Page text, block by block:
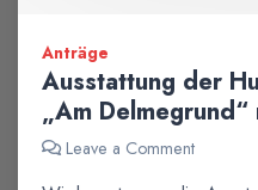
Anträge
Ausstattung der
„Am
Leave a Comment